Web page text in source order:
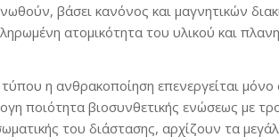
βάσει κανόνος και μαγνητικών
ατομικότητα του υλικού και
η ανθρακοποίηση επενεργείται
ποιότητα βιοσυνθετικής ενώσεως με
του διάστασης, αρχίζουν τα